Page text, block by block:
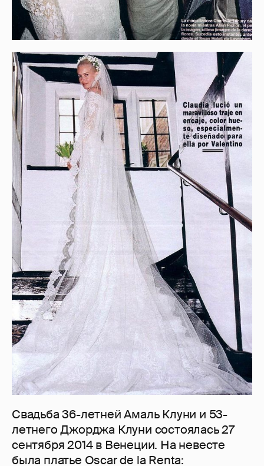
Свадьба 36-летней Амаль Клуни и 53-
летнего Джорджа Клуни состоялась 27
сентября 2014 в Венеции. На невесте
была платье Oscar de la Renta: